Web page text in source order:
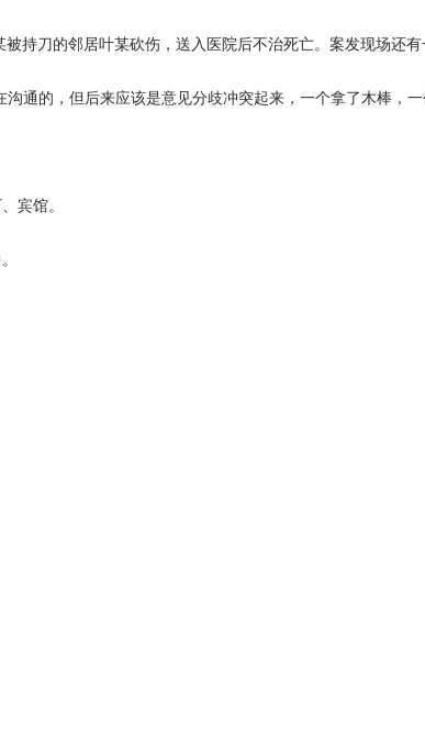
刀的邻居叶某砍伤，送入医院后不治死亡。案发现场还有
通的，但后来应该是意见分歧冲突起来，一个拿了木棒，
宾馆。